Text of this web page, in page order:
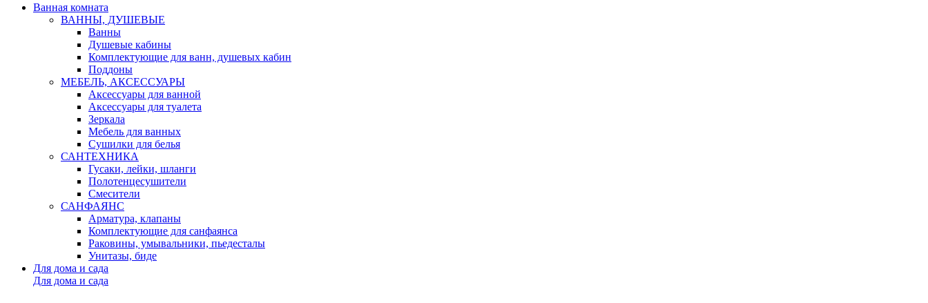
Ванная комната
ВАННЫ, ДУШЕВЫЕ
Ванны
Душевые кабины
Комплектующие для ванн, душевых кабин
Поддоны
МЕБЕЛЬ, АКСЕССУАРЫ
Аксессуары для ванной
Аксессуары для туалета
Зеркала
Мебель для ванных
Сушилки для белья
САНТЕХНИКА
Гусаки, лейки, шланги
Полотенцесушители
Смесители
САНФАЯНС
Арматура, клапаны
Комплектующие для санфаянса
Раковины, умывальники, пьедесталы
Унитазы, биде
Для дома и сада
Для дома и сада